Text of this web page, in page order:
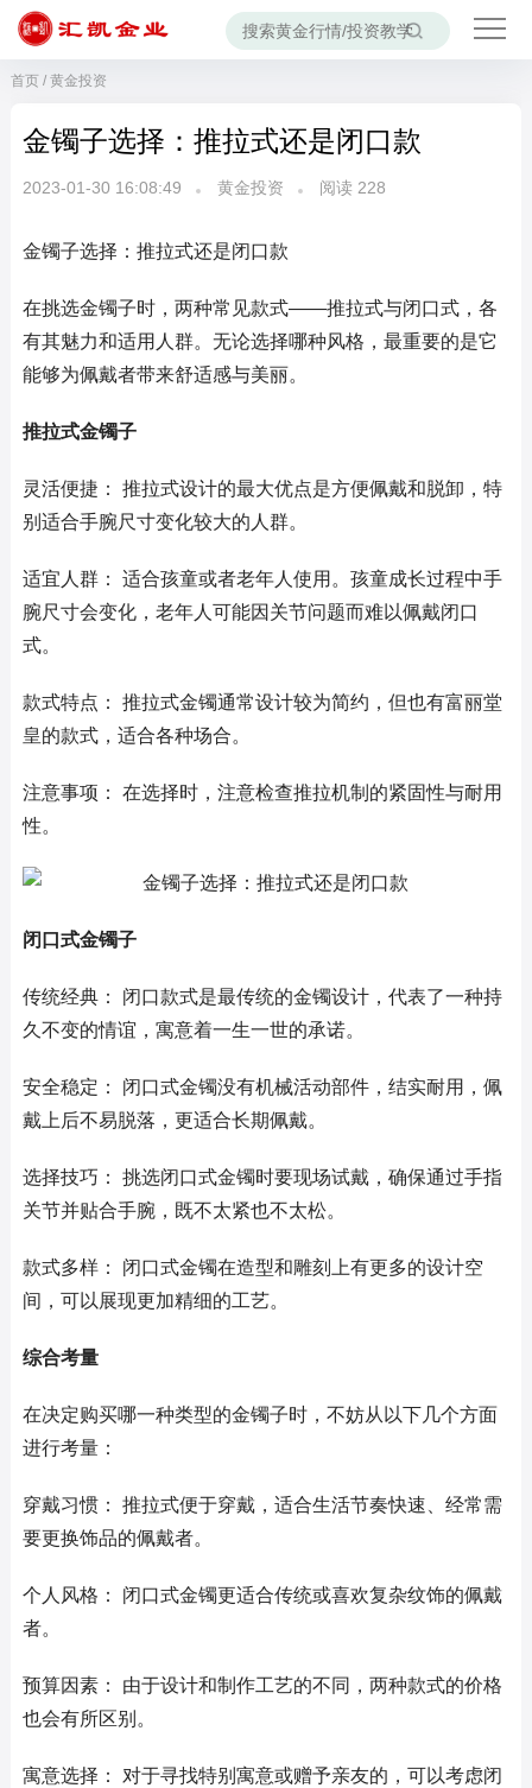
首页/ 黄金投资
金镯子选择：推拉式还是闭口款
2023-01-30 16:08:49 黄金投资 阅读 228
金镯子选择：推拉式还是闭口款
在挑选金镯子时，两种常见款式——推拉式与闭口式，各
有其魅力和适用人群。无论选择哪种风格，最重要的是它
能够为佩戴者带来舒适感与美丽。
推拉式金镯子
灵活便捷： 推拉式设计的最大优点是方便佩戴和脱卸，特
别适合手腕尺寸变化较大的人群。
适宜人群： 适合孩童或者老年人使用。孩童成长过程中手
腕尺寸会变化，老年人可能因关节问题而难以佩戴闭口
式。
款式特点： 推拉式金镯通常设计较为简约，但也有富丽堂
皇的款式，适合各种场合。
注意事项： 在选择时，注意检查推拉机制的紧固性与耐用
性。
闭口式金镯子
传统经典： 闭口款式是最传统的金镯设计，代表了一种持
久不变的情谊，寓意着一生一世的承诺。
安全稳定： 闭口式金镯没有机械活动部件，结实耐用，佩
戴上后不易脱落，更适合长期佩戴。
选择技巧： 挑选闭口式金镯时要现场试戴，确保通过手指
关节并贴合手腕，既不太紧也不太松。
款式多样： 闭口式金镯在造型和雕刻上有更多的设计空
间，可以展现更加精细的工艺。
综合考量
在决定购买哪一种类型的金镯子时，不妨从以下几个方面
进行考量：
穿戴习惯： 推拉式便于穿戴，适合生活节奏快速、经常需
要更换饰品的佩戴者。
个人风格： 闭口式金镯更适合传统或喜欢复杂纹饰的佩戴
者。
预算因素： 由于设计和制作工艺的不同，两种款式的价格
也会有所区别。
寓意选择： 对于寻找特别寓意或赠予亲友的，可以考虑闭